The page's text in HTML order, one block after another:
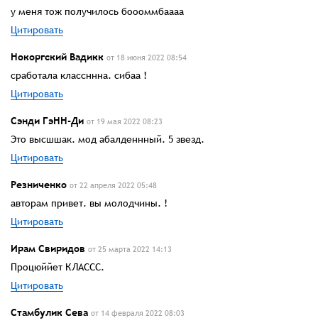
у меня тож получилось боооммбаааа
Цитировать
Нокоргский Вадикк от 18 июня 2022 08:54
сработала классннна. сибаа !
Цитировать
Сэнди ГэНН-Ди от 19 мая 2022 08:23
Это высшшак. мод абалденнный. 5 звезд.
Цитировать
Резниченко от 22 апреля 2022 05:48
авторам привет. вы молодчины. !
Цитировать
Ирам Свиридов от 25 марта 2022 14:13
Процюййет КЛАССС.
Цитировать
Стамбулик Сева от 14 февраля 2022 08:03